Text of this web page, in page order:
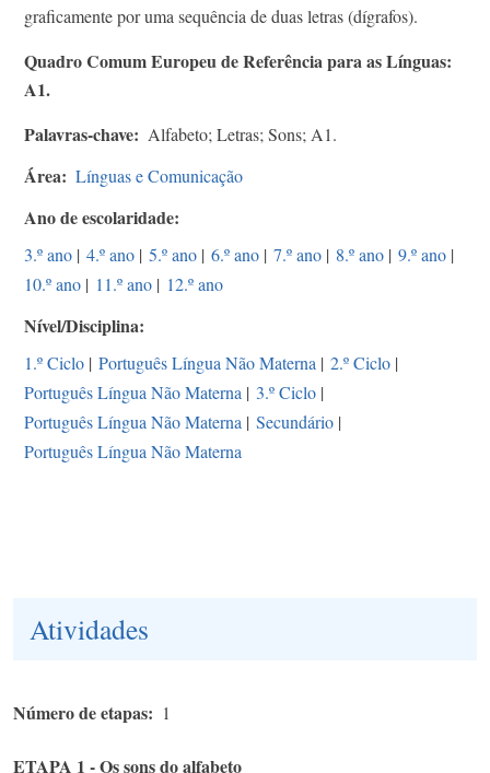
graficamente por uma sequência de duas letras (dígrafos).
Quadro Comum Europeu de Referência para as Línguas:
A1.
Palavras-chave
Alfabeto; Letras; Sons; A1.
Área Línguas e Comunicação
Ano de escolaridade
3.º ano | 4.º ano | 5.º ano | 6.º ano | 7.º ano | 8.º ano | 9.º ano |
10.º ano | 11.º ano | 12.º ano
Nível/Disciplina
1.º Ciclo | Português Língua Não Materna | 2.º Ciclo |
Português Língua Não Materna | 3.º Ciclo |
Português Língua Não Materna | Secundário |
Português Língua Não Materna
Atividades
Número de etapas 1
ETAPA 1 - Os sons do alfabeto